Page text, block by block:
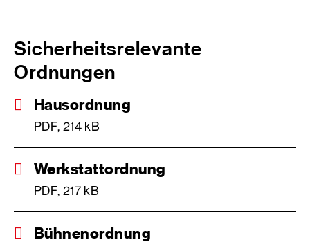
Sicherheitsrelevante
Ordnungen
Hausordnung
PDF, 214 kB
Werkstattordnung
PDF, 217 kB
Bühnenordnung